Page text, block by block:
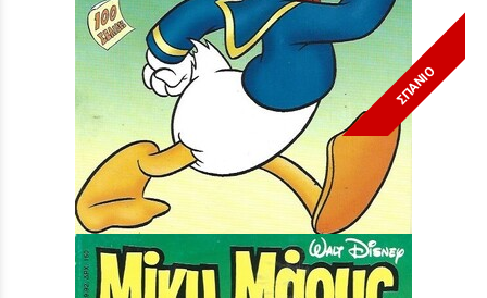
ΣΠΑΝΙΟ
Μίκυ Μάους #1535***
Τιμή: 3,90 €